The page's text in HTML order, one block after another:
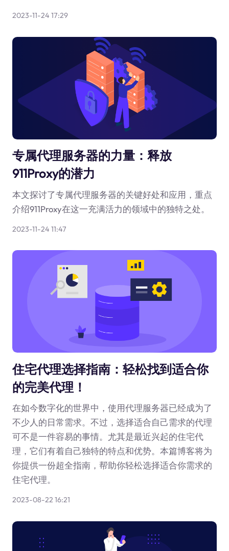
2023-11-24 17:29
专属代理服务器的力量：释放
911Proxy的潜力
本文探讨了专属代理服务器的关键好处和应用，重点
介绍911Proxy在这一充满活力的领域中的独特之处。
2023-11-24 11:47
住宅代理选择指南：轻松找到适合你
的完美代理！
在如今数字化的世界中，使用代理服务器已经成为了
不少人的日常需求。不过，选择适合自己需求的代理
可不是一件容易的事情。尤其是最近兴起的住宅代
理，它们有着自己独特的特点和优势。本篇博客将为
你提供一份超全指南，帮助你轻松选择适合你需求的
住宅代理。
2023-08-22 16:21